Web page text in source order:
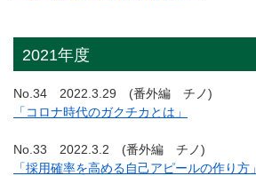
2021年度
No.34 2022.3.29 (番外編 チノ)
「コロナ時代のガクチカとは」
No.33 2022.3.2 (番外編 チノ)
「採用確率を高める自己アピールの作り方」